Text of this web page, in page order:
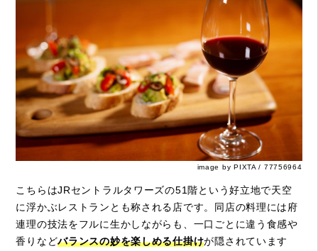
image by PIXTA / 77756964
こちらはJRセントラルタワーズの51階という好立地で天空
に浮かぶレストランとも称される店です。同店の料理には府
連理の技法をフルに生かしながらも、一口ごとに違う食感や
香りなどバランスの妙を楽しめる仕掛けが隠されています